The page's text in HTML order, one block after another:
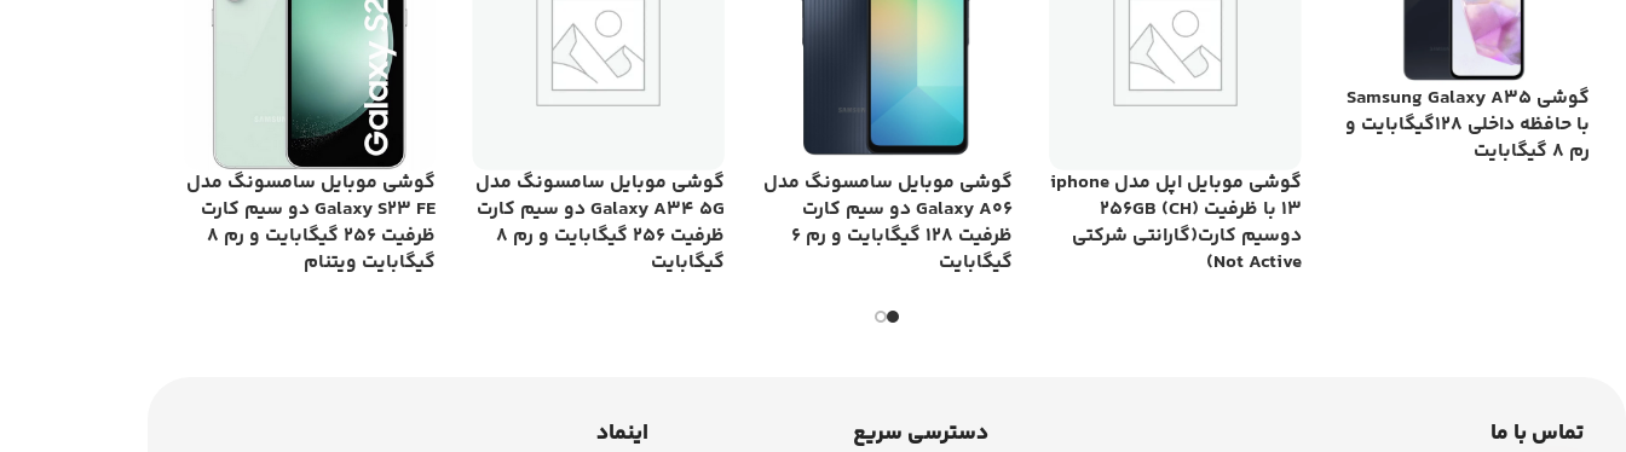
گوشی Samsung Galaxy A35
با حافظه داخلی 128گیگابایت و
رم 8 گیگابایت
گوشی موبایل اپل مدل iphone
13 با ظرفیت 256GB (CH)
دوسیم کارت(گارانتی شرکتی
Not Active)
گوشی موبایل سامسونگ مدل
Galaxy A06 دو سیم کارت
ظرفیت 128 گیگابایت و رم 6
گیگابایت
گوشی موبایل سامسونگ مدل
Galaxy A34 5G دو سیم کارت
ظرفیت 256 گیگابایت و رم 8
گیگابایت
گوشی موبایل سامسونگ مدل
Galaxy S23 FE دو سیم کارت
ظرفیت 256 گیگابایت و رم 8
گیگابایت ویتنام
تماس با ما
دسترسی سریع اینماد